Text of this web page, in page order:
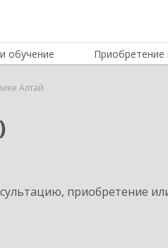
обучение Приобретение
Алтай
приобретение